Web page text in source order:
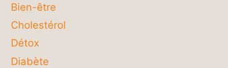
Bien-être
Cholestérol
Détox
Diabète